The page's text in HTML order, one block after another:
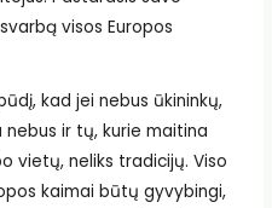
visos Europos
kad jei nebus ūkininkų,
ir tų, kurie maitina
vietų, neliks tradicijų. Viso
kaimai būtų gyvybingi,